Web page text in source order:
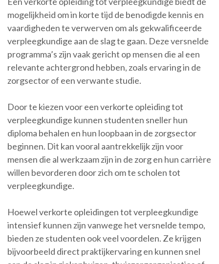
mogelijkheid om in korte tijd de benodigde kennis en
vaardigheden te verwerven om als gekwalificeerde
verpleegkundige aan de slag te gaan. Deze versnelde
programma’s zijn vaak gericht op mensen die al een
relevante achtergrond hebben, zoals ervaring in de
zorgsector of een verwante studie.
Door te kiezen voor een verkorte opleiding tot
verpleegkundige kunnen studenten sneller hun
diploma behalen en hun loopbaan in de zorgsector
beginnen. Dit kan vooral aantrekkelijk zijn voor
mensen die al werkzaam zijn in de zorg en hun carrière
willen bevorderen door zich om te scholen tot
verpleegkundige.
Hoewel verkorte opleidingen tot verpleegkundige
intensief kunnen zijn vanwege het versnelde tempo,
bieden ze studenten ook veel voordelen. Ze krijgen
bijvoorbeeld direct praktijkervaring en kunnen snel